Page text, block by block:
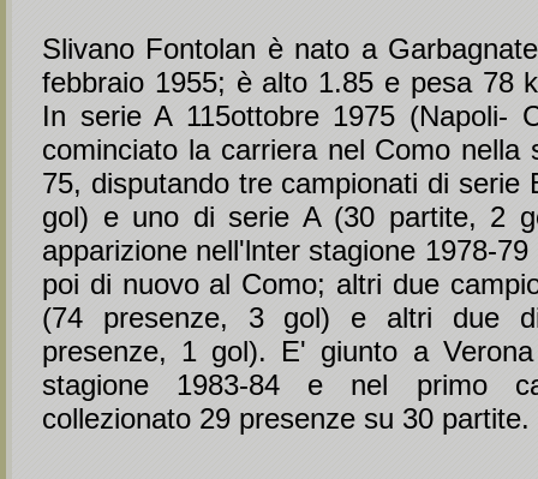
Slivano Fontolan è nato a
febbraio 1955; è alto 1.85 e pesa 78
In serie A 115ottobre 1975 (Napoli-
cominciato la carriera nel Como nella
75, disputando tre campionati di serie
gol) e uno di serie A (30 partite, 2
apparizione nell'lnter stagione 1978-
poi di nuovo al Como; altri due
(74 presenze, 3 gol) e altri due
presenze, 1 gol). E' giunto a
stagione 1983-84 e nel primo
collezionato 29 presenze su 30 partite.